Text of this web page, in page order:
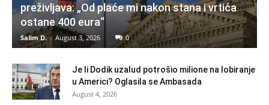
preživljava: „Od plaće mi nakon stana i vrtića
ostane 400 eura“
Salim D. - August 3, 2026 0
Je li Dodik uzalud potrošio milione na lobiranje
u Americi? Oglasila se Ambasada
August 4, 2026